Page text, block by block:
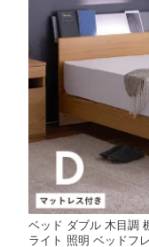
ベッド ダブル 木目調
ライト 照明 ベッドフ